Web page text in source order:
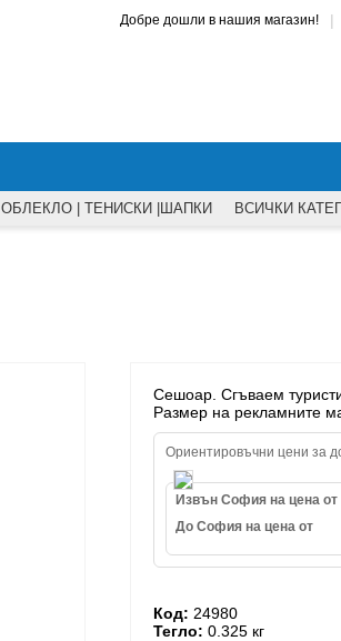
Добре дошли в нашия магазин! |
ОБЛЕКЛО | ТЕНИСКИ |ШАПКИ ВСИЧКИ
Сешоар. Сгъваем
Размер на рекламните
Ориентировъчни цени за
Извън София на цена от
До София на цена от
Код: 24980
Тегло: 0.325 кг